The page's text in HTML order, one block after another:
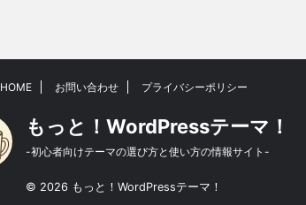
HOME お問い合わせ プライバシーポリシー
もっと！WordPressテーマ！
-初心者向けテーマの選び方と使い方の情報サイト-
© 2026 もっと！WordPressテーマ！